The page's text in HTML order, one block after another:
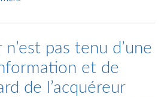
pas tenu d’une
et de
de l’acquéreur